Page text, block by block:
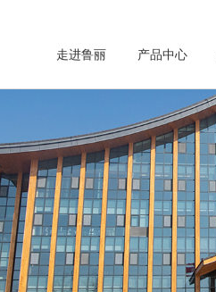
走进鲁丽 产品中心